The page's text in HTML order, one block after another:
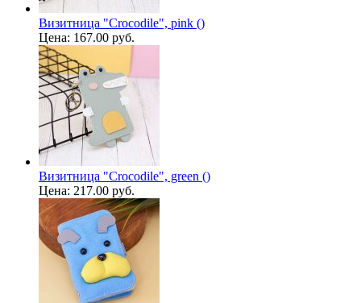
Визитница "Crocodile", pink ()
Цена: 167.00 руб.
Визитница "Crocodile", green ()
Цена: 217.00 руб.